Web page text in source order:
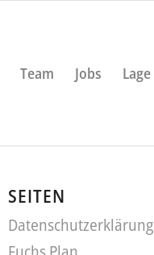
Team Jobs Lage
SEITEN
Datenschutzerklärung